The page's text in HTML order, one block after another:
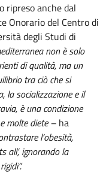
ripreso anche dal
Onorario del Centro di
degli Studi di
non è solo
di qualità, ma un
tra ciò che si
la socializzazione e il
è una condizione
molte diete – ha
l’obesità,
all’, ignorando la